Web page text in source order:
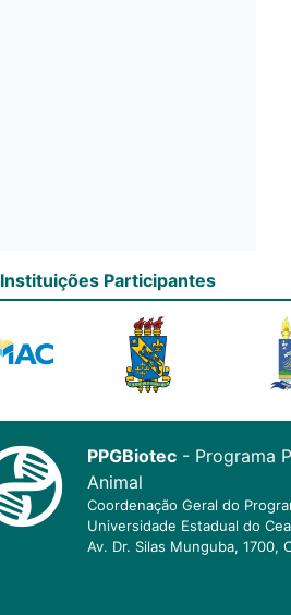
Instituições Participantes
PPGBiotec - Programa
Animal
Coordenação Geral do
Universidade Estadual do
Av. Dr. Silas Munguba, 1700,